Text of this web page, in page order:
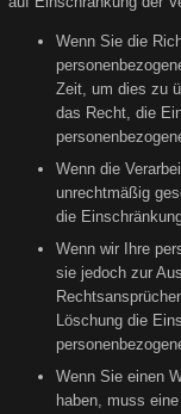
Wenn Sie die
Zeit, um dies zu
das Recht, die
Wenn die
unrechtmäßig
die
Wenn wir Ihre
sie jedoch zur
Löschung die
Wenn Sie einen
haben, muss